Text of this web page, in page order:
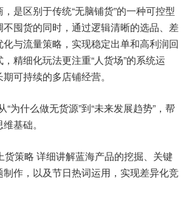
是区别于传统“无脑铺货”的一种可控型
囤货的同时，通过逻辑清晰的选品、差
与流量策略，实现稳定出单和高利润回
精细化玩法更注重“人货场”的系统运
可持续的多店铺经营。
“为什么做无货源”到“未来发展趋势”，帮
基础。
货策略 详细讲解蓝海产品的挖掘、关键
作，以及节日热词运用，实现差异化竞